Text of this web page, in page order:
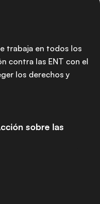
trabaja en todos los
contra las ENT con el
los derechos y
sobre las